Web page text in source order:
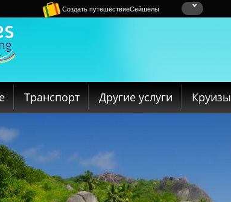
Создать путешествиеСейшелы
Транспорт Другие услуги Круизы